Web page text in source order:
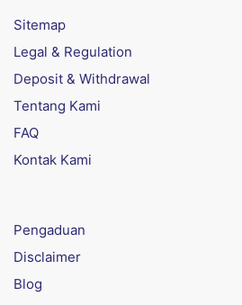
Sitemap
Legal & Regulation
Deposit & Withdrawal
Tentang Kami
FAQ
Kontak Kami
Pengaduan
Disclaimer
Blog